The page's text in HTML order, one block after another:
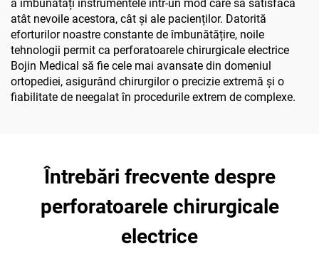
a îmbunătăți instrumentele într-un mod care să satisfacă
atât nevoile acestora, cât și ale pacienților. Datorită
eforturilor noastre constante de îmbunătățire, noile
tehnologii permit ca perforatoarele chirurgicale electrice
Bojin Medical să fie cele mai avansate din domeniul
ortopediei, asigurând chirurgilor o precizie extremă și o
fiabilitate de neegalat în procedurile extrem de complexe.
Întrebări frecvente despre
perforatoarele chirurgicale
electrice